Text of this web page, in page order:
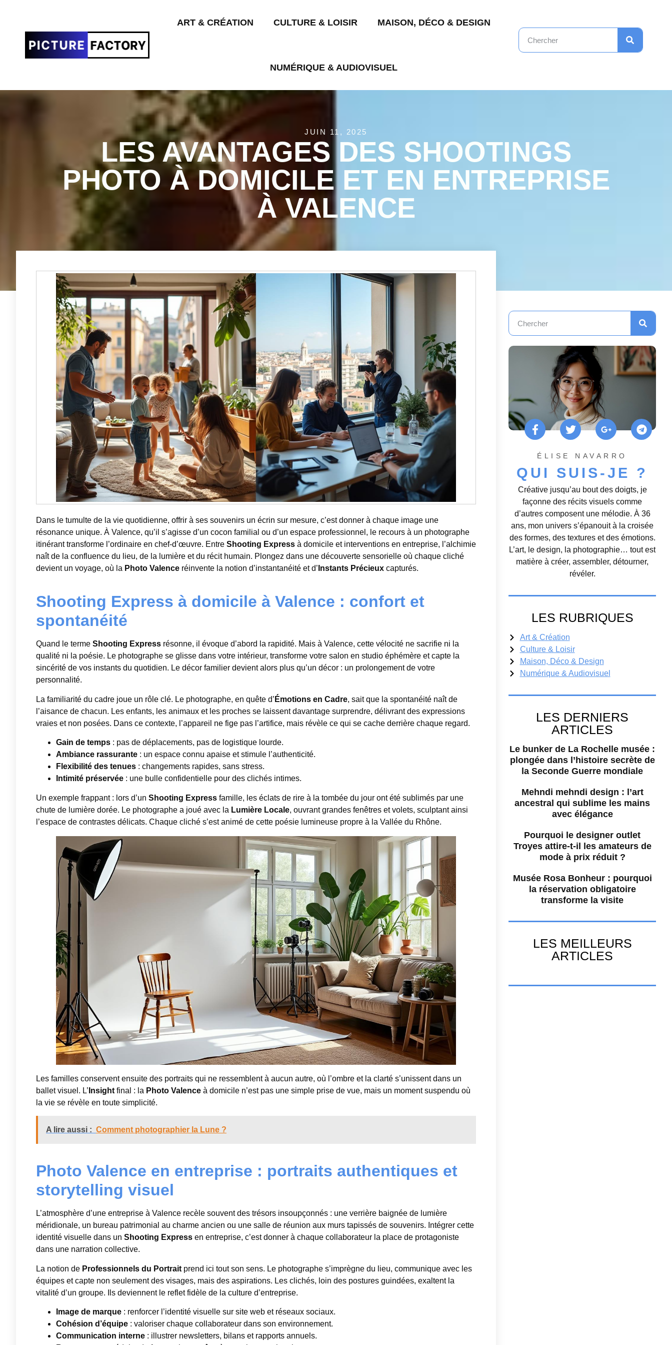
ART & CRÉATION CULTURE & LOISIR MAISON, DÉCO & DESIGN
NUMÉRIQUE & AUDIOVISUEL
JUIN 11, 2025
LES AVANTAGES DES SHOOTINGS
PHOTO À DOMICILE ET EN ENTREPRISE
À VALENCE
Dans le tumulte de la vie quotidienne, offrir à ses souvenirs un écrin sur mesure, c’est donner à chaque image une
résonance unique. À Valence, qu’il s’agisse d’un cocon familial ou d’un espace professionnel, le recours à un photographe
itinérant transforme l’ordinaire en chef-d’œuvre. Entre Shooting Express à domicile et interventions en entreprise, l’alchimie
naît de la confluence du lieu, de la lumière et du récit humain. Plongez dans une découverte sensorielle où chaque cliché
devient un voyage, où la Photo Valence réinvente la notion d’instantanéité et d’ Instants Précieux capturés.
Shooting Express à domicile à Valence : confort et
spontanéité
Quand le terme Shooting Express résonne, il évoque d’abord la rapidité. Mais à Valence, cette vélocité ne sacrifie ni la
qualité ni la poésie. Le photographe se glisse dans votre intérieur, transforme votre salon en studio éphémère et capte la
sincérité de vos instants du quotidien. Le décor familier devient alors plus qu’un décor : un prolongement de votre
personnalité.
La familiarité du cadre joue un rôle clé. Le photographe, en quête d’ Émotions en Cadre, sait que la spontanéité naît de
l’aisance de chacun. Les enfants, les animaux et les proches se laissent davantage surprendre, délivrant des expressions
vraies et non posées. Dans ce contexte, l’appareil ne fige pas l’artifice, mais révèle ce qui se cache derrière chaque regard.
Gain de temps : pas de déplacements, pas de logistique lourde.
Ambiance rassurante : un espace connu apaise et stimule l’authenticité.
Flexibilité des tenues : changements rapides, sans stress.
Intimité préservée : une bulle confidentielle pour des clichés intimes.
Un exemple frappant : lors d’un Shooting Express famille, les éclats de rire à la tombée du jour ont été sublimés par une
chute de lumière dorée. Le photographe a joué avec la Lumière Locale, ouvrant grandes fenêtres et volets, sculptant ainsi
l’espace de contrastes délicats. Chaque cliché s’est animé de cette poésie lumineuse propre à la Vallée du Rhône.
Les familles conservent ensuite des portraits qui ne ressemblent à aucun autre, où l’ombre et la clarté s’unissent dans un
ballet visuel. L’ Insight final : la Photo Valence à domicile n’est pas une simple prise de vue, mais un moment suspendu où
la vie se révèle en toute simplicité.
A lire aussi : Comment photographier la Lune ?
Photo Valence en entreprise : portraits authentiques et
storytelling visuel
L’atmosphère d’une entreprise à Valence recèle souvent des trésors insoupçonnés : une verrière baignée de lumière
méridionale, un bureau patrimonial au charme ancien ou une salle de réunion aux murs tapissés de souvenirs. Intégrer cette
identité visuelle dans un Shooting Express en entreprise, c’est donner à chaque collaborateur la place de protagoniste
dans une narration collective.
La notion de Professionnels du Portrait prend ici tout son sens. Le photographe s’imprègne du lieu, communique avec les
équipes et capte non seulement des visages, mais des aspirations. Les clichés, loin des postures guindées, exaltent la
vitalité d’un groupe. Ils deviennent le reflet fidèle de la culture d’entreprise.
Image de marque : renforcer l’identité visuelle sur site web et réseaux sociaux.
Cohésion d’équipe : valoriser chaque collaborateur dans son environnement.
Communication interne : illustrer newsletters, bilans et rapports annuels.
ÉLISE NAVARRO
QUI SUIS-JE ?
Créative jusqu’au bout des doigts, je
façonne des récits visuels comme
d’autres composent une mélodie. À 36
ans, mon univers s’épanouit à la croisée
des formes, des textures et des émotions.
L’art, le design, la photographie… tout est
matière à créer, assembler, détourner,
révéler.
LES RUBRIQUES
Art & Création
Culture & Loisir
Maison, Déco & Design
Numérique & Audiovisuel
LES DERNIERS
ARTICLES
Le bunker de La Rochelle musée :
plongée dans l’histoire secrète de
la Seconde Guerre mondiale
Mehndi mehndi design : l’art
ancestral qui sublime les mains
avec élégance
Pourquoi le designer outlet
Troyes attire-t-il les amateurs de
mode à prix réduit ?
Musée Rosa Bonheur : pourquoi
la réservation obligatoire
transforme la visite
LES MEILLEURS
ARTICLES